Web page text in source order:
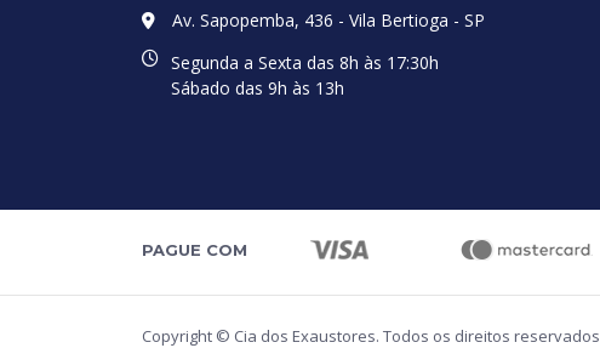
Av. Sapopemba, 436 - Vila Bertioga - SP
Segunda a Sexta das 8h às 17:30h
Sábado das 9h às 13h
PAGUE COM
Copyright © Cia dos Exaustores. Todos os direitos reservados